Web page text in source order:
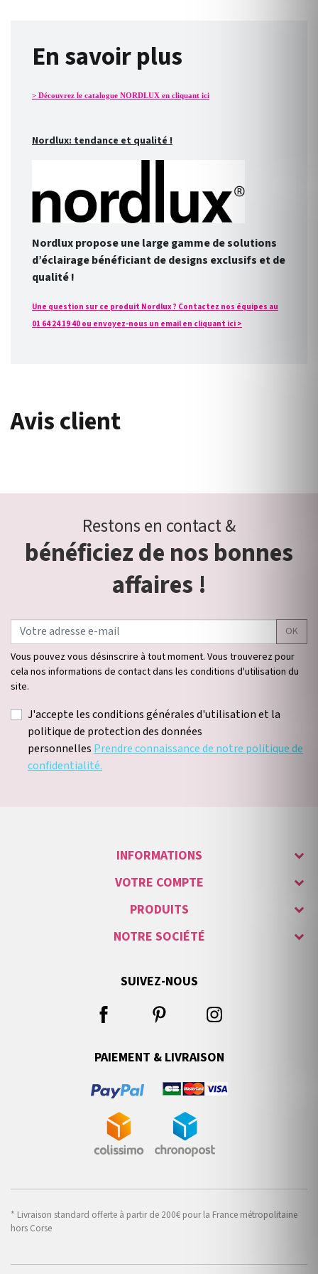
En savoir plus
> Découvrez le catalogue NORDLUX en cliquant ici
Nordlux: tendance et qualité !
Nordlux propose une large gamme de solutions
d’éclairage bénéficiant de designs exclusifs et de
qualité !
Une question sur ce produit Nordlux ? Contactez nos équipes au
01 64 24 19 40 ou envoyez-nous un email en cliquant ici >
Avis client
Restons en contact &
bénéficiez de nos bonnes
affaires !
OK
Vous pouvez vous désinscrire à tout moment. Vous trouverez pour
cela nos informations de contact dans les conditions d'utilisation du
site.
J'accepte les conditions générales d'utilisation et la
politique de protection des données
personnelles Prendre connaissance de notre politique de
confidentialité.
INFORMATIONS
VOTRE COMPTE
PRODUITS
NOTRE SOCIÉTÉ
SUIVEZ-NOUS
PAIEMENT & LIVRAISON
* Livraison standard offerte à partir de 200€ pour la France métropolitaine
hors Corse